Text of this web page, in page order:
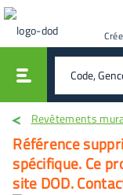
rechercher
Revêtements
Référence
spécifique. Ce
site DOD.